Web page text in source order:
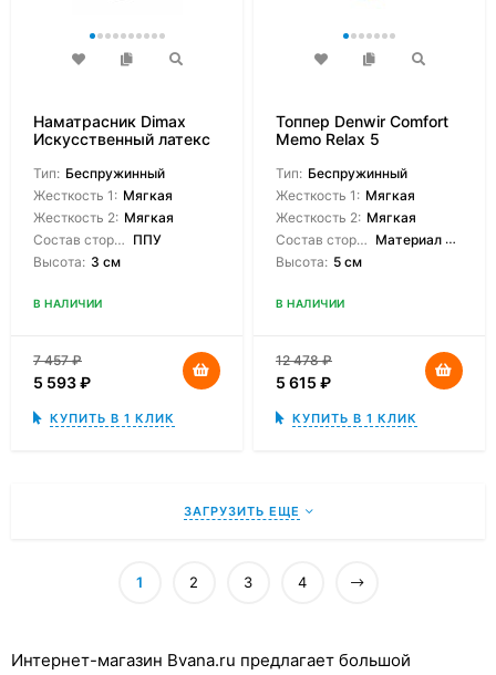
Наматрасник Dimax
Искусственный латекс
Тип: Беспружинный
Жесткость 1: Мягкая
Жесткость 2: Мягкая
Состав сторон: ППУ
Высота: 3 см
В НАЛИЧИИ
7 457₽
5 593₽
КУПИТЬ В 1 КЛИК
Топпер Denwir Comfort
Memo Relax 5
Тип: Беспружинный
Жесткость 1: Мягкая
Жесткость 2: Мягкая
Состав сторон: Материал с эффектом памяти, Мемори с массажной поверхностью
Высота: 5 см
В НАЛИЧИИ
12 478₽
5 615 ₽
КУПИТЬ В 1 КЛИК
ЗАГРУЗИТЬ ЕЩЕ
1 2 3 4
Интернет-магазин Bvana.ru предлагает большой